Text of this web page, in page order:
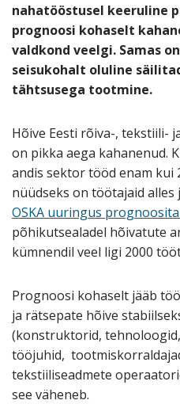
nahatööstusel keeruline
prognoosi kohaselt
valdkond veelgi. Samas
seisukohalt oluline
tähtsusega tootmine.
Hõive Eesti rõiva-, tekstiili-
on pikka aega kahanenud.
andis sektor tööd enam kui
nüüdseks on töötajaid alles
OSKA uuringus
põhikutsealadel hõivatute
kümnendil veel ligi 2000
Prognoosi kohaselt jääb
ja rätsepate hõive
(konstruktorid,
tööjuhid,
tekstiiliseadmete
see väheneb.